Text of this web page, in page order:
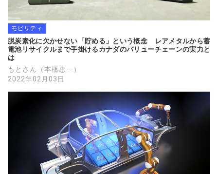
モビリティ
脱炭素化に欠かせない「貯める」という概念　レアメタルから蓄
電池リサイクルまで手掛けるカナダのバリューチェーンの実力と
は
もとさん（本橋恵一）
2022年02月03日